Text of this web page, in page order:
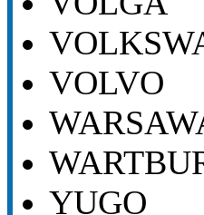
VOLVO
YUGO